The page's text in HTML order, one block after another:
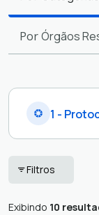
PorÓrgãos
1 -
Filtros
Exibindo 10